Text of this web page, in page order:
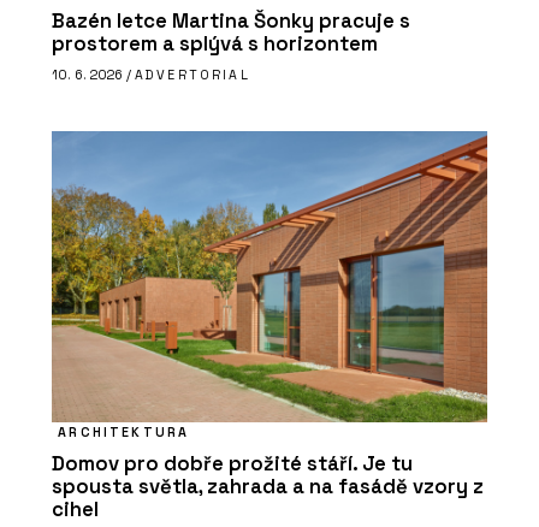
Bazén letce Martina Šonky pracuje s
prostorem a splývá s horizontem
10. 6. 2026 / ADVERTORIAL
ARCHITEKTURA
Domov pro dobře prožité stáří. Je tu
spousta světla, zahrada a na fasádě vzory z
cihel